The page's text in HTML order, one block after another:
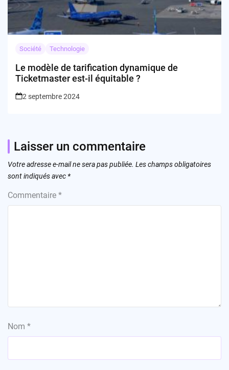
Société Technologie
Le modèle de tarification dynamique de
Ticketmaster est-il équitable ?
2 septembre 2024
Laisser un commentaire
Votre adresse e-mail ne sera pas publiée. Les champs obligatoires
sont indiqués avec *
Commentaire *
Nom *